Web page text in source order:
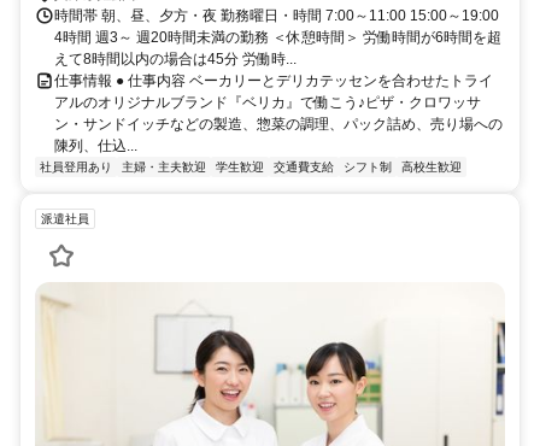
時間帯 朝、昼、夕方・夜 勤務曜日・時間 7:00～11:00 15:00～19:00
4時間 週3～ 週20時間未満の勤務 ＜休憩時間＞ 労働時間が6時間を超
えて8時間以内の場合は45分 労働時...
仕事情報 ● 仕事内容 ベーカリーとデリカテッセンを合わせたトライ
アルのオリジナルブランド『ベリカ』で働こう♪ピザ・クロワッサ
ン・サンドイッチなどの製造、惣菜の調理、パック詰め、売り場への
陳列、仕込...
社員登用あり 主婦・主夫歓迎 学生歓迎 交通費支給 シフト制 高校生歓迎
派遣社員